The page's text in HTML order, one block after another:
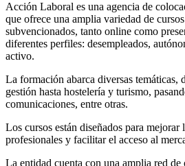
Acción Laboral es una agencia de
que ofrece una amplia variedad de
subvencionados, tanto online como
diferentes perfiles: desempleados,
activo.
La formación abarca diversas temáticas,
gestión hasta hostelería y turismo,
comunicaciones, entre otras.
Los cursos están diseñados para mejorar
profesionales y facilitar el acceso al
La entidad cuenta con una amplia red de